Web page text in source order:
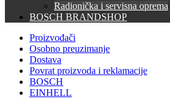
Radionička i servisna oprema
BOSCH BRANDSHOP
Proizvođači
Osobno preuzimanje
Dostava
Povrat proizvoda i reklamacije
BOSCH
EINHELL